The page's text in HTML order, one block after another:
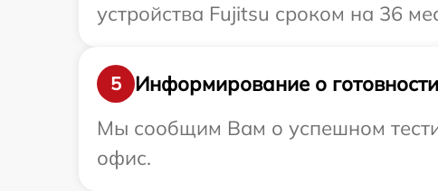
устройства Fujitsu сроком на 36
5
Информирование о готовности
Мы сообщим Вам о успешном
офис.